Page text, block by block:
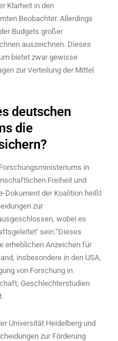
Klarheit in den
Beobachter. Allerdings
Budgets großer
auszeichnen. Dieses
bietet zwar gewisse
zur Verteilung der Mittel
deutschen
die
in
Freiheit und
Dokument der Koalition heißt
zur
wobei es
sein.“Dieses
erheblichen Anzeichen für
insbesondere in den USA,
von Forschung in
Geschlechterstudien
Universität Heidelberg und
zur Förderung